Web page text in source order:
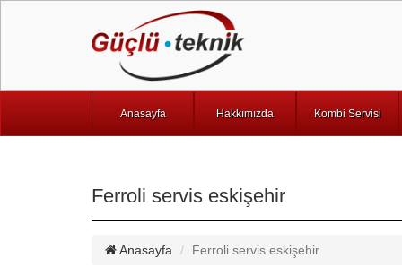
Anasayfa Hakkımızda Kombi Servisi
Ferroli servis eskişehir
Anasayfa Ferroli servis eskişehir